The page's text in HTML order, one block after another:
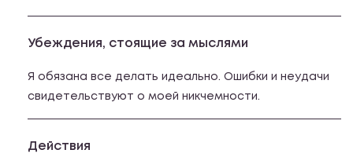
Убеждения, стоящие за мыслями
Я обязана все делать идеально. Ошибки и неудачи
свидетельствуют о моей никчемности.
Действия